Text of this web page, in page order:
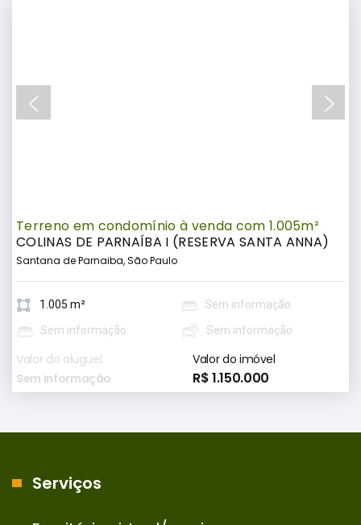
Terreno em condomínio à venda com 1.005m²
COLINAS DE PARNAÍBA I (RESERVA SANTA ANNA)
Santana de Parnaiba, São Paulo
1.005 m²
Sem informação
Sem informação
Sem informação
Valor do aluguel
Sem informação
Valor do imóvel
R$ 1.150.000
Serviços